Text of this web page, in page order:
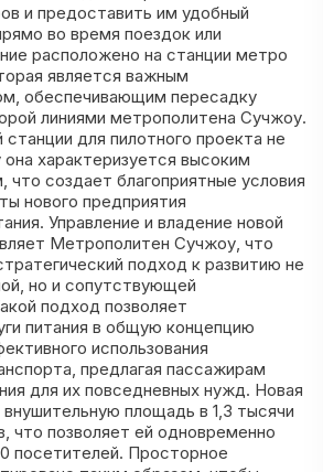
и предоставить им удобный
во время поездок или
расположено на станции метро
является важным
обеспечивающим пересадку
линиями метрополитена Сучжоу.
для пилотного проекта не
она характеризуется высоким
создает благоприятные условия
нового предприятия
Управление и владение новой
Метрополитен Сучжоу, что
подход к развитию не
но и сопутствующей
подход позволяет
питания в общую концепцию
использования
предлагая пассажирам
для их повседневных нужд. Новая
площадь в 1,3 тысячи
что позволяет ей одновременно
посетителей. Просторное